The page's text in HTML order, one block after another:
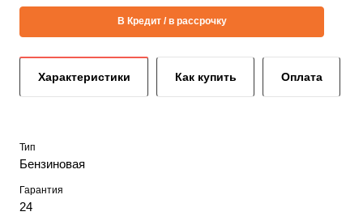
В Кредит / в рассрочку
Характеристики Как купить Оплата
Тип
Бензиновая
Гарантия
24